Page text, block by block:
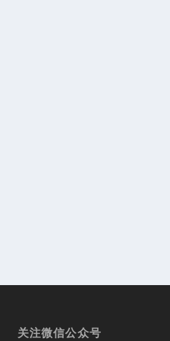
关注微信公众号